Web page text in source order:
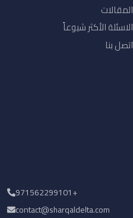
المقالات
الاسئلة الأكثر شيوعاً
اتصل بنا
+971562299101
contact@sharqaldelta.com